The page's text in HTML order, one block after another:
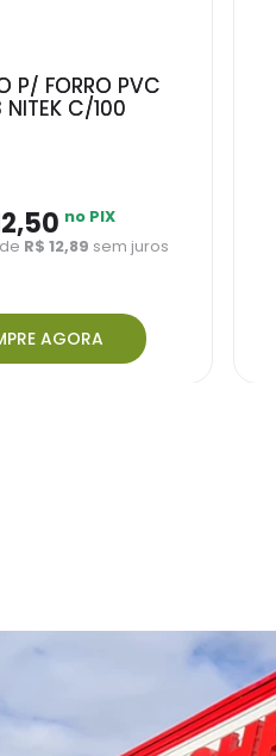
P/ FORRO PVC
NITEK C/100
,50 no PIX
R$ 12,89 sem juros
AGORA